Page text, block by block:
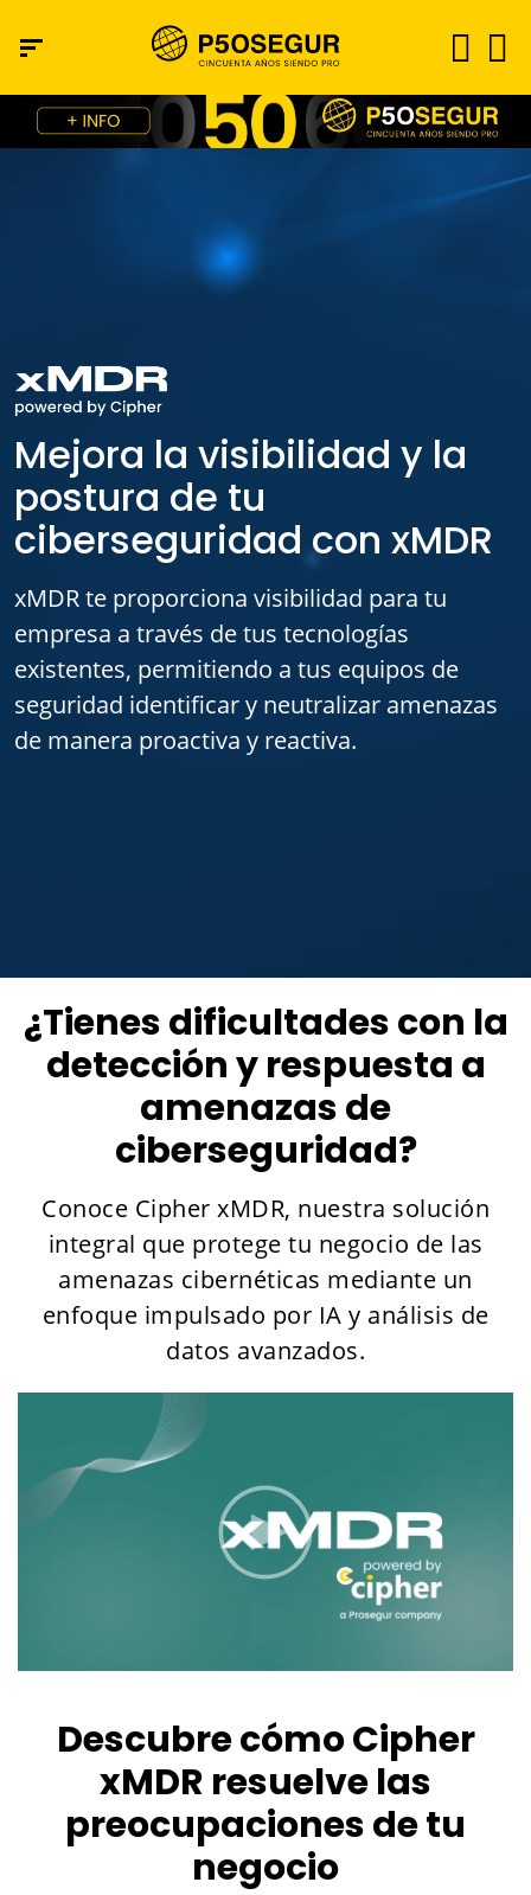
Mejora la visibilidad y la
postura de tu
ciberseguridad con xMDR
xMDR te proporciona visibilidad para tu
empresa a través de tus tecnologías
existentes, permitiendo a tus equipos de
seguridad identificar y neutralizar amenazas
de manera proactiva y reactiva.
¿Tienes dificultades con la
detección y respuesta a
amenazas de
ciberseguridad?
Conoce Cipher xMDR, nuestra solución
integral que protege tu negocio de las
amenazas cibernéticas mediante un
enfoque impulsado por IA y análisis de
datos avanzados.
Descubre cómo Cipher
xMDR resuelve las
preocupaciones de tu
negocio